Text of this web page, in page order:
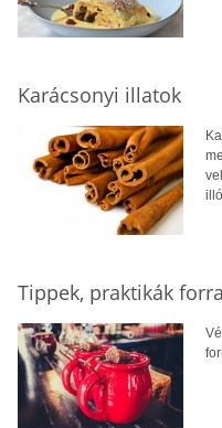
Karácsonyi illatok
Tippek, praktikák